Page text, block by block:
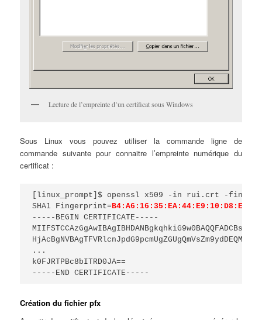
Lecture de l’empreinte d’un certificat sous Windows
Sous Linux vous pouvez utiliser la commande ligne de
commande suivante pour connaitre l’empreinte numérique du
certificat :
[linux_prompt]$ openssl x509 -in rui.crt -
SHA1 Fingerprint=
-----BEGIN CERTIFICATE-----
...
k0FJRTPBc8bITRD0JA==
-----END CERTIFICATE-----
Création du fichier pfx